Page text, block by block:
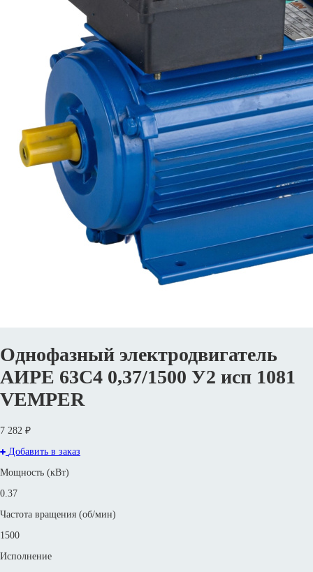
Однофазный электродвигатель
АИРЕ 63C4 0,37/1500 У2 исп 1081
VEMPER
7 282 ₽
Добавить в заказ
Мощность (кВт)
0.37
Частота вращения (об/мин)
1500
Исполнение